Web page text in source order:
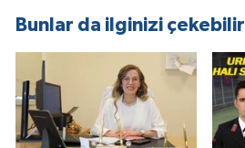
Bunlar da ilginizi çekebilir